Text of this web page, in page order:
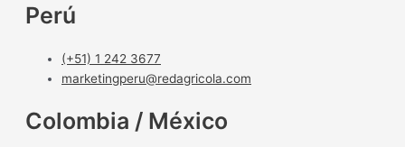
Perú
(+51) 1 242 3677
marketingperu@redagricola.com
Colombia / México